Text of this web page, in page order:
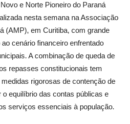
e Norte Pioneiro do Paraná
nesta semana na Associação
(AMP), em Curitiba, com grande
cenário financeiro enfrentado
A combinação de queda de
repasses constitucionais tem
rigorosas de contenção de
equilíbrio das contas públicas e
serviços essenciais à população.